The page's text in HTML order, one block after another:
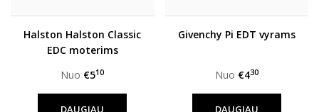
Halston Halston Classic
EDC moterims
Nuo €510
DAUGIAU
Givenchy Pi EDT vyrams
Nuo €430
DAUGIAU